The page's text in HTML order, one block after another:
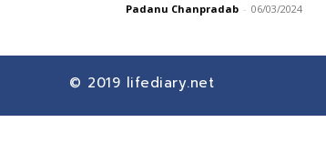
Padanu Chanpradab - 06/03/2024
© 2019 lifediary.net